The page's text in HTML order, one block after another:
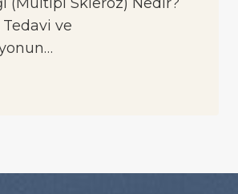
Tedavi ve